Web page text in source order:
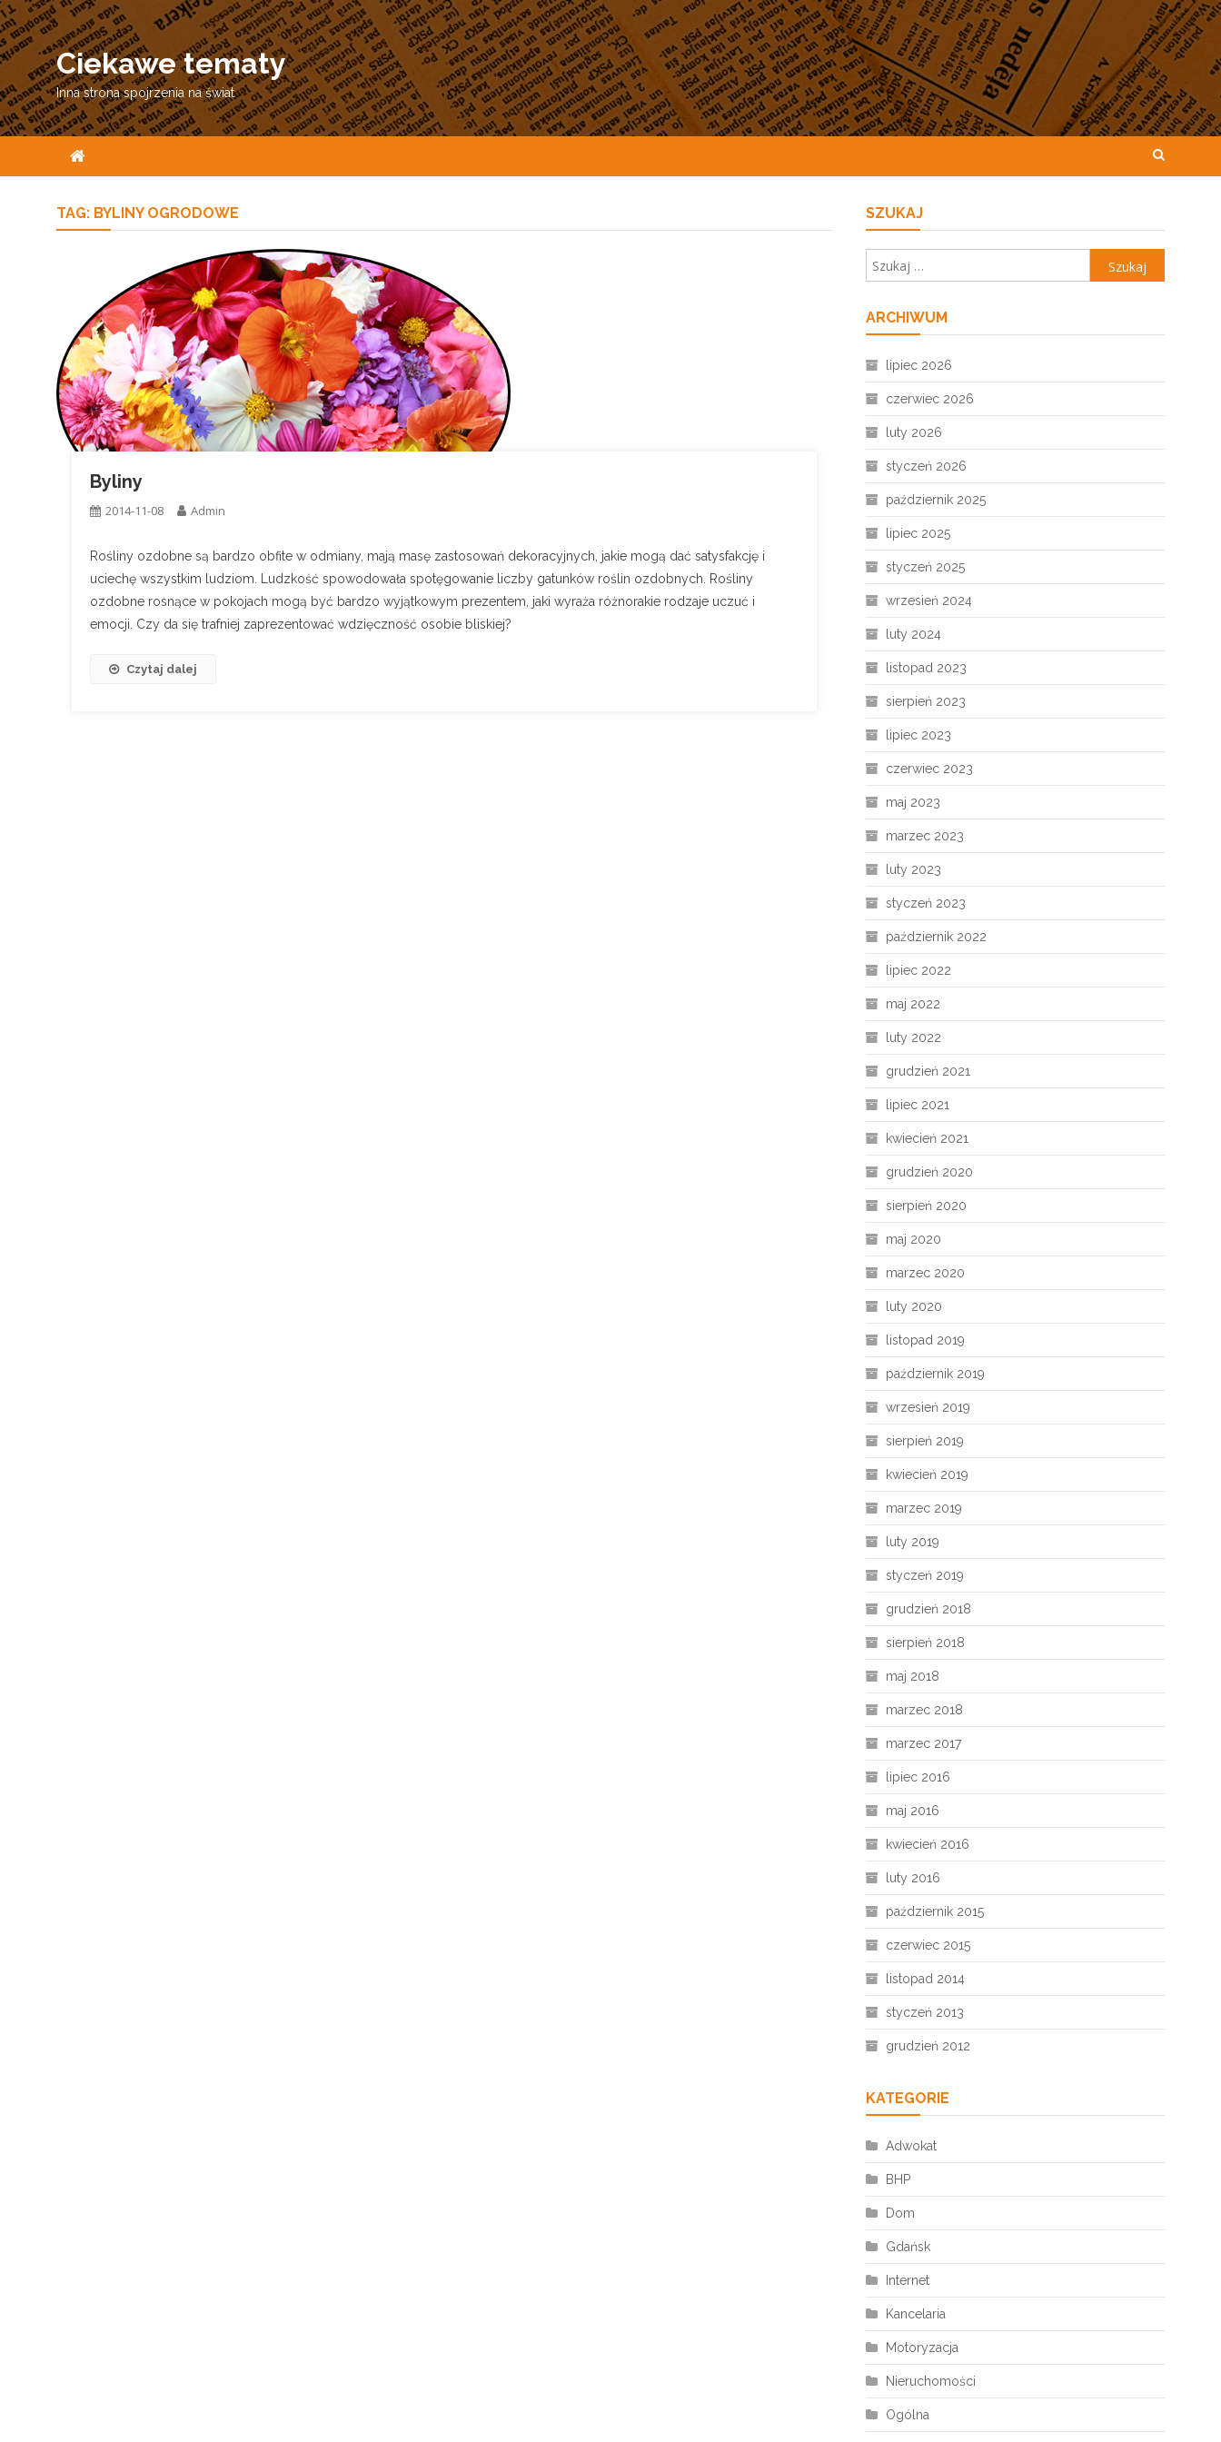
Skip
to
content
Ciekawe tematy
Inna strona spojrzenia na świat
TAG: BYLINY OGRODOWE
Byliny
2014-11-08 Admin
Rośliny ozdobne są bardzo obfite w odmiany, mają masę zastosowań dekoracyjnych, jakie mogą dać satysfakcję i
uciechę wszystkim ludziom. Ludzkość spowodowała spotęgowanie liczby gatunków roślin ozdobnych. Rośliny
ozdobne rosnące w pokojach mogą być bardzo wyjątkowym prezentem, jaki wyraża różnorakie rodzaje uczuć i
emocji. Czy da się trafniej zaprezentować wdzięczność osobie bliskiej?
Czytaj dalej
SZUKAJ
ARCHIWUM
lipiec 2026
czerwiec 2026
luty 2026
styczeń 2026
październik 2025
lipiec 2025
styczeń 2025
wrzesień 2024
luty 2024
listopad 2023
sierpień 2023
lipiec 2023
czerwiec 2023
maj 2023
marzec 2023
luty 2023
styczeń 2023
październik 2022
lipiec 2022
maj 2022
luty 2022
grudzień 2021
lipiec 2021
kwiecień 2021
grudzień 2020
sierpień 2020
maj 2020
marzec 2020
luty 2020
listopad 2019
październik 2019
wrzesień 2019
sierpień 2019
kwiecień 2019
marzec 2019
luty 2019
styczeń 2019
grudzień 2018
sierpień 2018
maj 2018
marzec 2018
marzec 2017
lipiec 2016
maj 2016
kwiecień 2016
luty 2016
październik 2015
czerwiec 2015
listopad 2014
styczeń 2013
grudzień 2012
KATEGORIE
Adwokat
BHP
Dom
Gdańsk
Internet
Kancelaria
Motoryzacja
Nieruchomości
Ogólna